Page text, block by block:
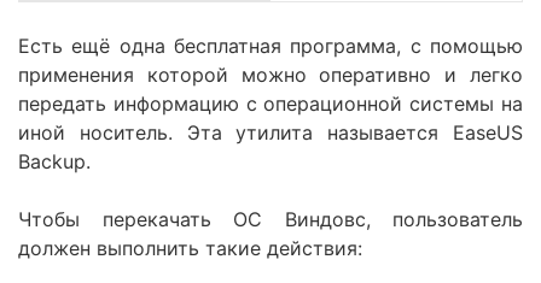
Есть ещё одна бесплатная программа, с помощью
применения которой можно оперативно и легко
передать информацию с операционной системы на
иной носитель. Эта утилита называется EaseUS
Backup.
Чтобы перекачать ОС Виндовс, пользователь
должен выполнить такие действия: